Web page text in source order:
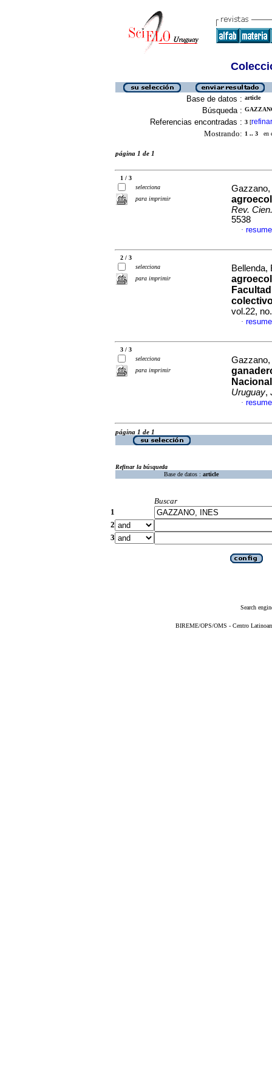
Base de datos : article
Búsqueda :
Referencias encontradas : 3 [refinar
Mostrando: 1 .. 3 en
página 1 de 1
1 / 3
selecciona
para imprimir
Rev.
5538
·
2 / 3
selecciona
para imprimir
Bellenda,
vol.22,
·
3 / 3
selecciona
para imprimir
Uruguay,
·
página 1 de 1
Refinar la búsqueda
Base de datos : article
Buscar
1
2
3
Search
BIREME/OPS/OMS - Centro